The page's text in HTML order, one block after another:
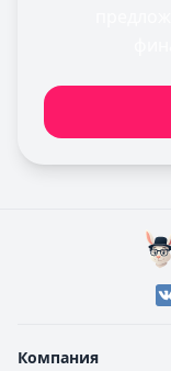
Компания